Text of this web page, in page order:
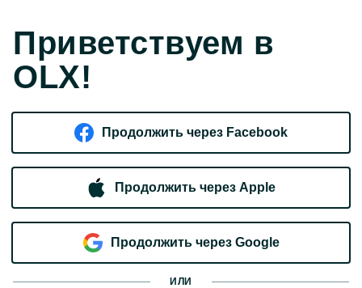
Приветствуем в
OLX!
Продолжить через Facebook
Продолжить через Apple
Продолжить через Google
ИЛИ